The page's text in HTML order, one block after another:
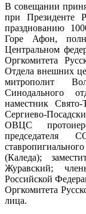
В совещании
при Президенте
празднованию
Горе Афон,
Центральном
Оргкомитета
Отдела внешних
митрополит
Синодального
наместник
Сергиево-
ОВЦС
председателя
(Каледа);
Журавский;
Российской
Оргкомитета
лица.